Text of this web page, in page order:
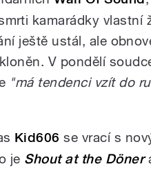
kamarádky vlastní
ještě ustál, ale
V pondělí
"má tendenci vzít do
Kid606 se vrací s
je Shout at the Döner